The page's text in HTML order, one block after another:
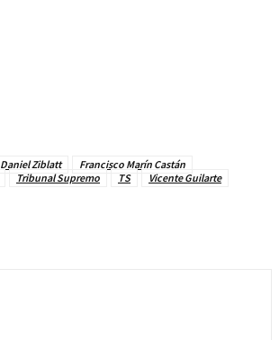
Daniel Ziblatt
Francisco Marín Castán
Tribunal Supremo TS Vicente Guilarte